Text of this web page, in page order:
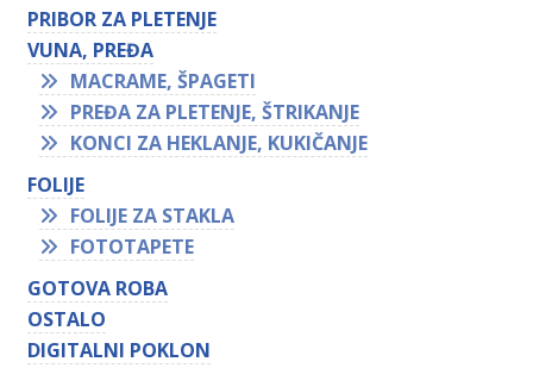
PRIBOR ZA PLETENJE
VUNA, PREĐA
MACRAME, ŠPAGETI
PREĐA ZA PLETENJE, ŠTRIKANJE
KONCI ZA HEKLANJE, KUKIČANJE
FOLIJE
FOLIJE ZA STAKLA
FOTOTAPETE
GOTOVA ROBA
OSTALO
DIGITALNI POKLON